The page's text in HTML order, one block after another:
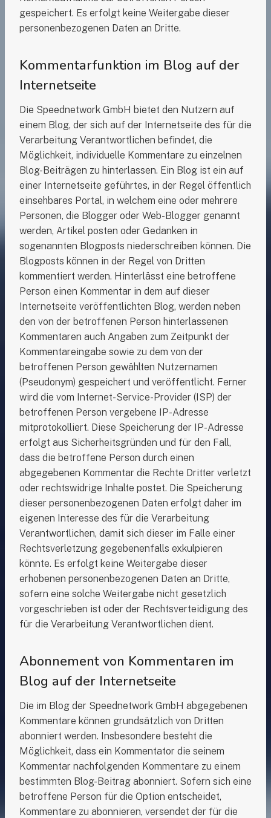
gespeichert. Es erfolgt keine Weitergabe dieser
personenbezogenen Daten an Dritte.
Kommentarfunktion im Blog auf der
Internetseite
Die Speednetwork GmbH bietet den Nutzern auf
einem Blog, der sich auf der Internetseite des für die
Verarbeitung Verantwortlichen befindet, die
Möglichkeit, individuelle Kommentare zu einzelnen
Blog-Beiträgen zu hinterlassen. Ein Blog ist ein auf
einer Internetseite geführtes, in der Regel öffentlich
einsehbares Portal, in welchem eine oder mehrere
Personen, die Blogger oder Web-Blogger genannt
werden, Artikel posten oder Gedanken in
sogenannten Blogposts niederschreiben können. Die
Blogposts können in der Regel von Dritten
kommentiert werden. Hinterlässt eine betroffene
Person einen Kommentar in dem auf dieser
Internetseite veröffentlichten Blog, werden neben
den von der betroffenen Person hinterlassenen
Kommentaren auch Angaben zum Zeitpunkt der
Kommentareingabe sowie zu dem von der
betroffenen Person gewählten Nutzernamen
(Pseudonym) gespeichert und veröffentlicht. Ferner
wird die vom Internet-Service-Provider (ISP) der
betroffenen Person vergebene IP-Adresse
mitprotokolliert. Diese Speicherung der IP-Adresse
erfolgt aus Sicherheitsgründen und für den Fall,
dass die betroffene Person durch einen
abgegebenen Kommentar die Rechte Dritter verletzt
oder rechtswidrige Inhalte postet. Die Speicherung
dieser personenbezogenen Daten erfolgt daher im
eigenen Interesse des für die Verarbeitung
Verantwortlichen, damit sich dieser im Falle einer
Rechtsverletzung gegebenenfalls exkulpieren
könnte. Es erfolgt keine Weitergabe dieser
erhobenen personenbezogenen Daten an Dritte,
sofern eine solche Weitergabe nicht gesetzlich
vorgeschrieben ist oder der Rechtsverteidigung des
für die Verarbeitung Verantwortlichen dient.
Abonnement von Kommentaren im
Blog auf der Internetseite
Die im Blog der Speednetwork GmbH abgegebenen
Kommentare können grundsätzlich von Dritten
abonniert werden. Insbesondere besteht die
Möglichkeit, dass ein Kommentator die seinem
Kommentar nachfolgenden Kommentare zu einem
bestimmten Blog-Beitrag abonniert. Sofern sich eine
betroffene Person für die Option entscheidet,
Kommentare zu abonnieren, versendet der für die